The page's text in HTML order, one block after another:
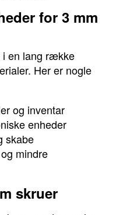
for 3 mm
i en lang række
Her er nogle
og inventar
enheder
skabe
mindre
skruer